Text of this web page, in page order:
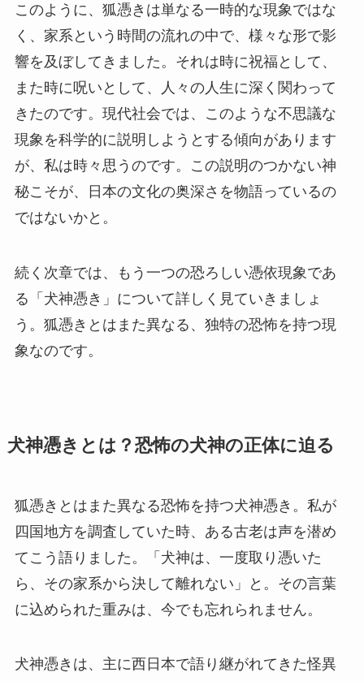
このように、狐憑きは単なる一時的な現象ではな
く、家系という時間の流れの中で、様々な形で影
響を及ぼしてきました。それは時に祝福として、
また時に呪いとして、人々の人生に深く関わって
きたのです。現代社会では、このような不思議な
現象を科学的に説明しようとする傾向があります
が、私は時々思うのです。この説明のつかない神
秘こそが、日本の文化の奥深さを物語っているの
ではないかと。
続く次章では、もう一つの恐ろしい憑依現象であ
る「犬神憑き」について詳しく見ていきましょ
う。狐憑きとはまた異なる、独特の恐怖を持つ現
象なのです。
犬神憑きとは？恐怖の犬神の正体に迫る
狐憑きとはまた異なる恐怖を持つ犬神憑き。私が
四国地方を調査していた時、ある古老は声を潜め
てこう語りました。「犬神は、一度取り憑いた
ら、その家系から決して離れない」と。その言葉
に込められた重みは、今でも忘れられません。
犬神憑きは、主に西日本で語り継がれてきた怪異